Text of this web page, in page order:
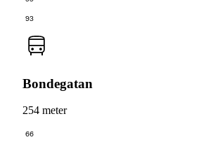
93
Bondegatan
254 meter
66